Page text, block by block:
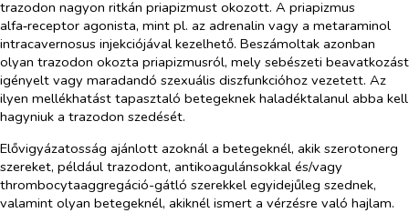
trazodon nagyon ritkán priapizmust okozott. A priapizmus
alfa‑receptor agonista, mint pl. az adrenalin vagy a metaraminol
intracavernosus injekciójával kezelhető. Beszámoltak azonban
olyan trazodon okozta priapizmusról, mely sebészeti beavatkozást
igényelt vagy maradandó szexuális diszfunkcióhoz vezetett. Az
ilyen mellékhatást tapasztaló betegeknek haladéktalanul abba kell
hagyniuk a trazodon szedését.
Elővigyázatosság ajánlott azoknál a betegeknél, akik szerotonerg
szereket, például trazodont, antikoagulánsokkal és/vagy
thrombocytaaggregáció-gátló szerekkel egyidejűleg szednek,
valamint olyan betegeknél, akiknél ismert a vérzésre való hajlam.